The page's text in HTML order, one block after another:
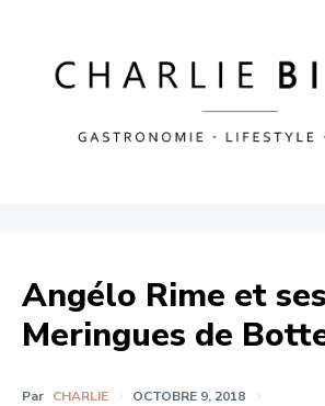
Angélo Rime et ses
Meringues de
Par CHARLIE OCTOBRE 9, 2018